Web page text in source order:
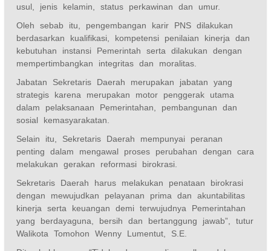
usul, jenis kelamin, status perkawinan dan umur.
Oleh sebab itu, pengembangan karir PNS dilakukan
berdasarkan kualifikasi, kompetensi penilaian kinerja dan
kebutuhan instansi Pemerintah serta dilakukan dengan
mempertimbangkan integritas dan moralitas.
Jabatan Sekretaris Daerah merupakan jabatan yang
strategis karena merupakan motor penggerak utama
dalam pelaksanaan Pemerintahan, pembangunan dan
sosial kemasyarakatan.
Selain itu, Sekretaris Daerah mempunyai peranan
penting dalam mengawal proses perubahan dengan cara
melakukan gerakan reformasi birokrasi.
Sekretaris Daerah harus melakukan penataan birokrasi
dengan mewujudkan pelayanan prima dan akuntabilitas
kinerja serta keuangan demi terwujudnya Pemerintahan
yang berdayaguna, bersih dan bertanggung jawab”, tutur
Walikota Tomohon Wenny Lumentut, S.E.